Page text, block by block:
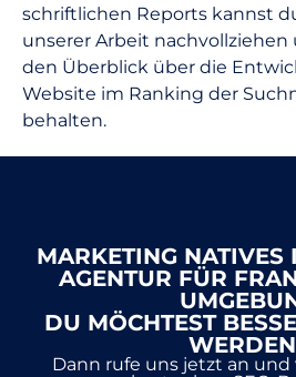
schriftlichen Reports kannst
unserer Arbeit nachvollziehen
den Überblick über die
Website im Ranking der
behalten.
MARKETING NATIVES
AGENTUR FÜR
DU MÖCHTEST
Dann rufe uns jetzt an